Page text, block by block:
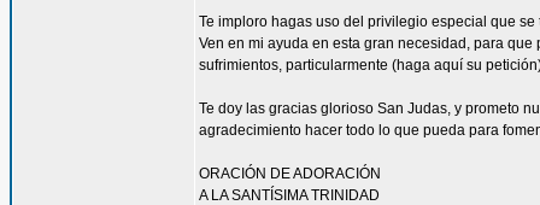
Te imploro hagas uso del privilegio especial que
Ven en mi ayuda en esta gran necesidad, para
sufrimientos, particularmente (haga aquí su
Te doy las gracias glorioso San Judas, y prometo
agradecimiento hacer todo lo que pueda para
ORACIÓN DE ADORACIÓN
A LA SANTÍSIMA TRINIDAD